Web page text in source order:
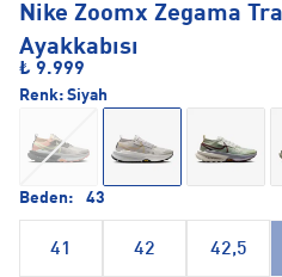
Nike Zoomx Zegama
Ayakkabısı
₺ 9.999
Beden: 43
41 42 42,5
Renk: Siyah